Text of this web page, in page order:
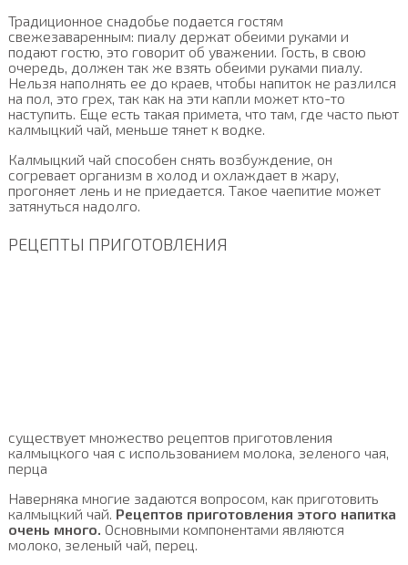
Традиционное снадобье подается гостям
свежезаваренным: пиалу держат обеими руками и
подают гостю, это говорит об уважении. Гость, в свою
очередь, должен так же взять обеими руками пиалу.
Нельзя наполнять ее до краев, чтобы напиток не разлился
на пол, это грех, так как на эти капли может кто-то
наступить. Еще есть такая примета, что там, где часто пьют
калмыцкий чай, меньше тянет к водке.
Калмыцкий чай способен снять возбуждение, он
согревает организм в холод и охлаждает в жару,
прогоняет лень и не приедается. Такое чаепитие может
затянуться надолго.
РЕЦЕПТЫ ПРИГОТОВЛЕНИЯ
существует множество рецептов приготовления
калмыцкого чая с использованием молока, зеленого чая,
перца
Наверняка многие задаются вопросом, как приготовить
калмыцкий чай. Рецептов приготовления этого напитка
очень много. Основными компонентами являются
молоко, зеленый чай, перец.